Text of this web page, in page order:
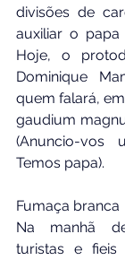
divisões de
auxiliar o papa
Hoje, o
Dominique
quem falará,
gaudium
(Anuncio-vos
Temos papa).
Fumaça branca
Na manhã
turistas e fieis